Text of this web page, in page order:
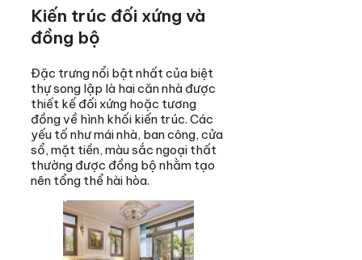
Kiến trúc đối xứng và
đồng bộ
Đặc trưng nổi bật nhất của biệt
thự song lập là hai căn nhà được
thiết kế đối xứng hoặc tương
đồng về hình khối kiến trúc. Các
yếu tố như mái nhà, ban công, cửa
sổ, mặt tiền, màu sắc ngoại thất
thường được đồng bộ nhằm tạo
nên tổng thể hài hòa.